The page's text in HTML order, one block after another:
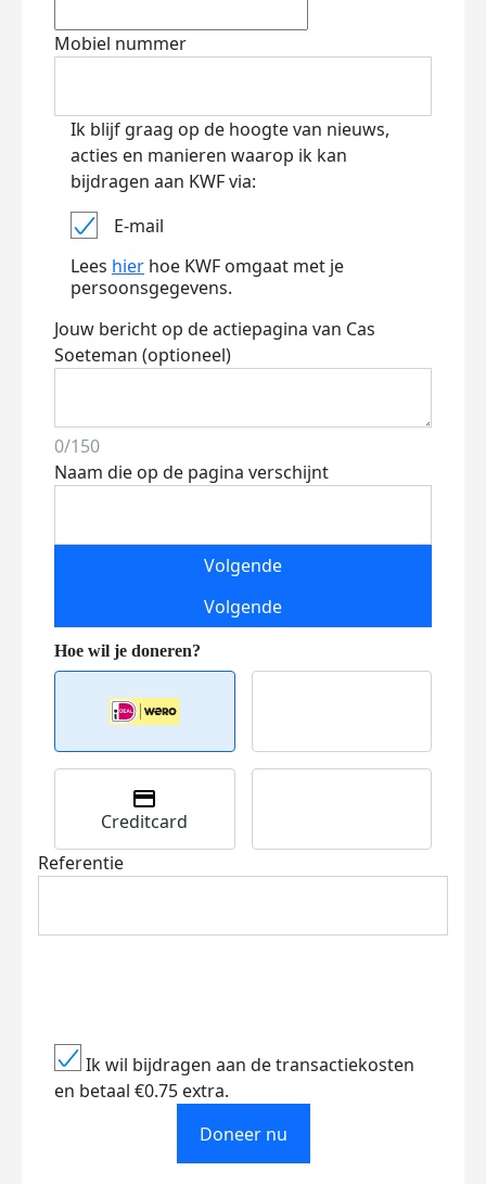
Mobiel nummer
Ik blijf graag op de hoogte van nieuws,
acties en manieren waarop ik kan
bijdragen aan KWF via:
E-mail
Lees hier hoe KWF omgaat met je
persoonsgegevens.
Jouw bericht op de actiepagina van Cas
Soeteman (optioneel)
0/150
Naam die op de pagina verschijnt
Volgende
Volgende
Creditcard
Referentie
Ik wil bijdragen aan de transactiekosten
en betaal €0.75 extra.
Doneer nu